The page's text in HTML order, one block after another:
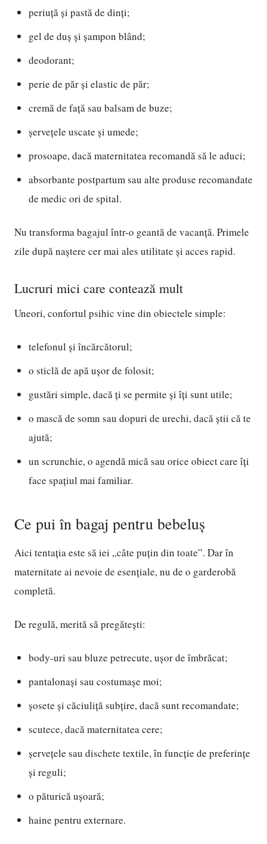
periuță și pastă de dinți;
gel de duș și șampon blând;
deodorant;
perie de păr și elastic de păr;
cremă de față sau balsam de buze;
șervețele uscate și umede;
prosoape, dacă maternitatea recomandă să le aduci;
absorbante postpartum sau alte produse recomandate
de medic ori de spital.
Nu transforma bagajul într-o geantă de vacanță. Primele
zile după naștere cer mai ales utilitate și acces rapid.
Lucruri mici care contează mult
Uneori, confortul psihic vine din obiectele simple:
telefonul și încărcătorul;
o sticlă de apă ușor de folosit;
gustări simple, dacă ți se permite și îți sunt utile;
o mască de somn sau dopuri de urechi, dacă știi că te
ajută;
un scrunchie, o agendă mică sau orice obiect care îți
face spațiul mai familiar.
Ce pui în bagaj pentru bebeluș
Aici tentația este să iei „câte puțin din toate”. Dar în
maternitate ai nevoie de esențiale, nu de o garderobă
completă.
De regulă, merită să pregătești:
body-uri sau bluze petrecute, ușor de îmbrăcat;
pantalonași sau costumașe moi;
șosete și căciuliță subțire, dacă sunt recomandate;
scutece, dacă maternitatea cere;
șervețele sau dischete textile, în funcție de preferințe
și reguli;
o păturică ușoară;
haine pentru externare.